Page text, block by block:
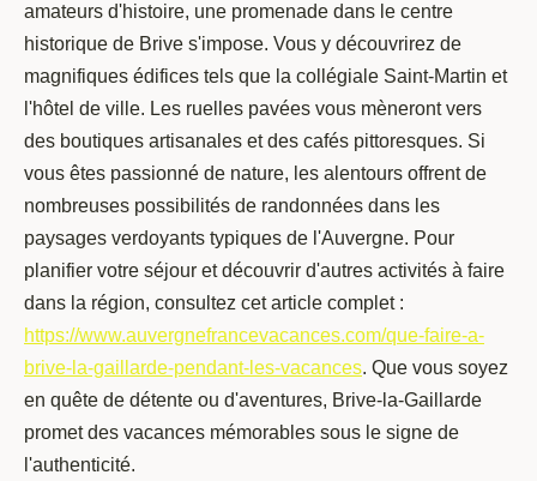
amateurs d'histoire, une promenade dans le centre
historique de Brive s'impose. Vous y découvrirez de
magnifiques édifices tels que la collégiale Saint-Martin et
l'hôtel de ville. Les ruelles pavées vous mèneront vers
des boutiques artisanales et des cafés pittoresques. Si
vous êtes passionné de nature, les alentours offrent de
nombreuses possibilités de randonnées dans les
paysages verdoyants typiques de l'Auvergne. Pour
planifier votre séjour et découvrir d'autres activités à faire
dans la région, consultez cet article complet :
https://www.auvergnefrancevacances.com/que-faire-a-
brive-la-gaillarde-pendant-les-vacances. Que vous soyez
en quête de détente ou d'aventures, Brive-la-Gaillarde
promet des vacances mémorables sous le signe de
l'authenticité.